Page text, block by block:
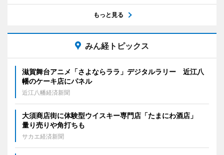
もっと見る
みん経トピックス
滋賀舞台アニメ「さよならララ」デジタルラリー 近江八
幡のケーキ店にパネル
近江八幡経済新聞
大須商店街に体験型ウイスキー専門店「たまにわ酒店」
量り売りや角打ちも
サカエ経済新聞